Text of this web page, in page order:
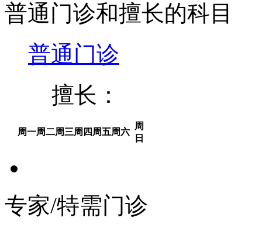
普通门诊和擅长的科目
普通门诊
擅长：
周一周二周三周四 周五周六
周
日
专家/特需门诊